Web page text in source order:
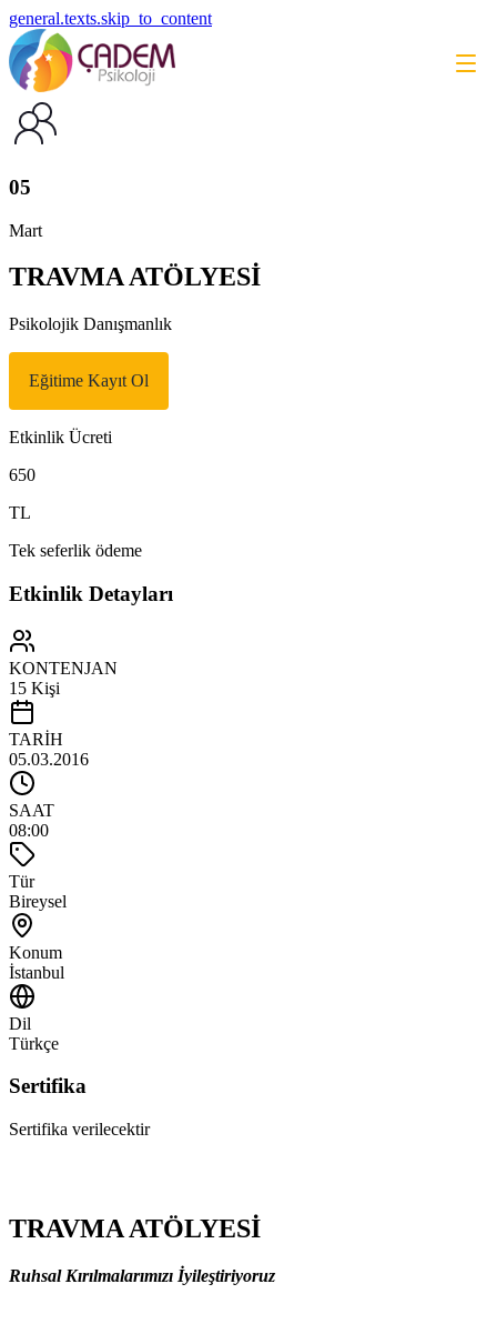
general.texts.skip_to_content
05
Mart
TRAVMA ATÖLYESİ
Psikolojik Danışmanlık
Eğitime Kayıt Ol
Etkinlik Ücreti
650
TL
Tek seferlik ödeme
Etkinlik Detayları
KONTENJAN
15 Kişi
TARİH
05.03.2016
SAAT
08:00
Tür
Bireysel
Konum
İstanbul
Dil
Türkçe
Sertifika
Sertifika verilecektir
TRAVMA ATÖLYESİ
Ruhsal Kırılmalarımızı İyileştiriyoruz